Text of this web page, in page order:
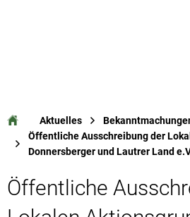
Aktuelles
Öffentliche Ausschreibung der
Donnersberger und Lautrer Land
Öffentliche